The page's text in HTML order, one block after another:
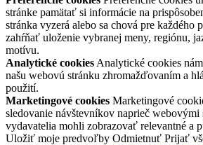
stránke pamätať si informácie na
stránka vyzerá alebo sa chová pre každého
zahŕňať uloženie vybranej meny, regiónu,
motívu.
Analytické cookies Analytické cookies
našu webovú stránku zhromažďovaním a
použití.
Marketingové cookies Marketingové
sledovanie návštevníkov naprieč webovými
vydavatelia mohli zobrazovať relevantné a
Uložiť moje predvoľby Odmietnuť Prijať